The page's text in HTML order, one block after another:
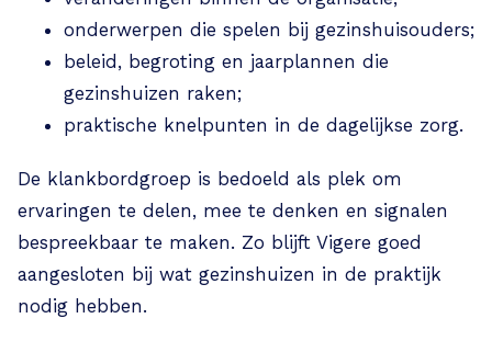
onderwerpen die spelen bij gezinshuisouders;
beleid, begroting en jaarplannen die
gezinshuizen raken;
praktische knelpunten in de dagelijkse zorg.
De klankbordgroep is bedoeld als plek om
ervaringen te delen, mee te denken en signalen
bespreekbaar te maken. Zo blijft Vigere goed
aangesloten bij wat gezinshuizen in de praktijk
nodig hebben.